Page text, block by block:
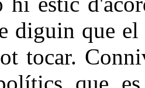
diguin que
tocar.
que